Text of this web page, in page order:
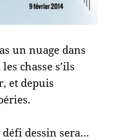
un nuage dans
chasse s’ils
et depuis
dessin sera…